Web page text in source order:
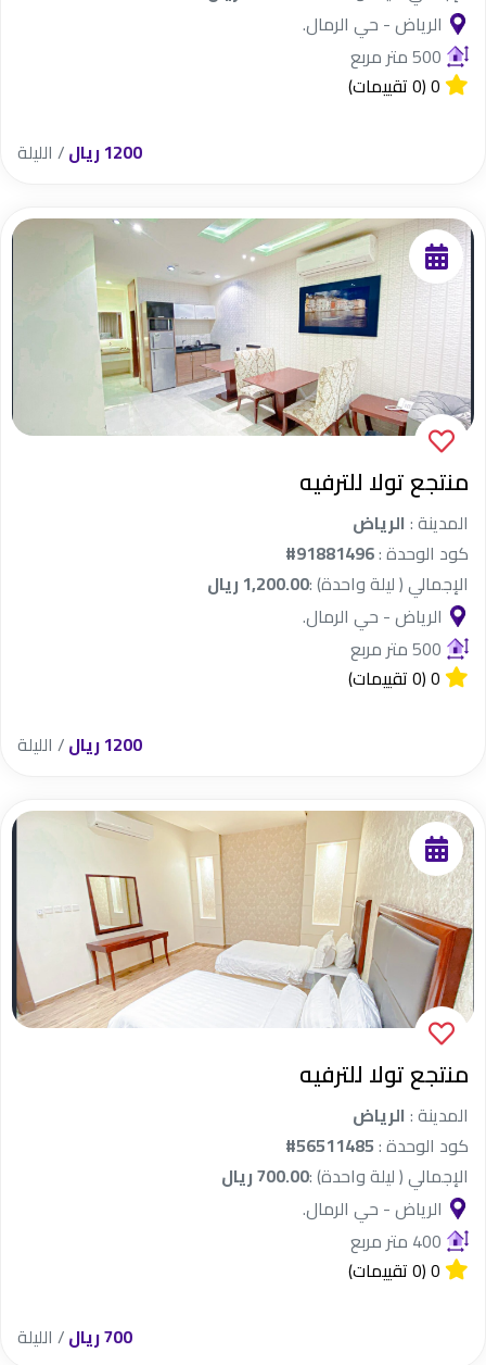
الرياض - حي الرمال.
500 متر مربع
0(0 تقييمات)
1200 ريال / الليلة
منتجع تولا للترفيه
المدينة : الرياض
كود الوحدة :#91881496
الإجمالي ( ليلة واحدة) :1,200.00 ريال
الرياض - حي الرمال.
500 متر مربع
0(0 تقييمات)
1200 ريال / الليلة
منتجع تولا للترفيه
المدينة : الرياض
كود الوحدة :#56511485
الإجمالي ( ليلة واحدة) :700.00 ريال
الرياض - حي الرمال.
400 متر مربع
0(0 تقييمات)
700 ريال / الليلة